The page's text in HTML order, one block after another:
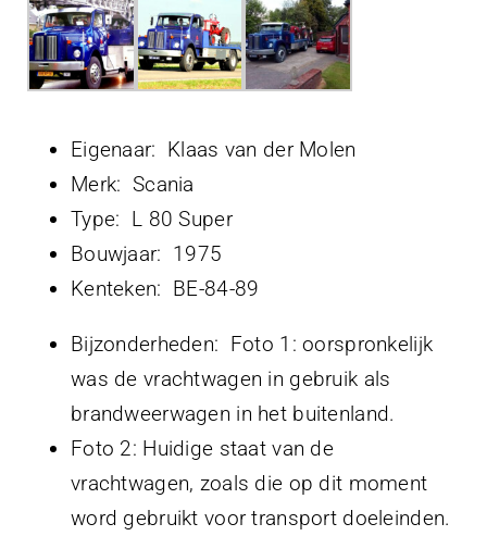
Contact
Eigenaar: Klaas van der Molen
Merk: Scania
Type: L 80 Super
Bouwjaar: 1975
Kenteken: BE-84-89
Bijzonderheden: Foto 1: oorspronkelijk
was de vrachtwagen in gebruik als
brandweerwagen in het buitenland.
Foto 2: Huidige staat van de
vrachtwagen, zoals die op dit moment
word gebruikt voor transport doeleinden.